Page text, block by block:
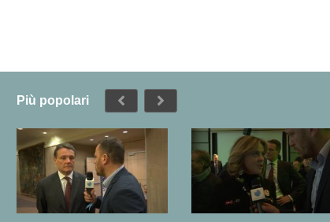
Più popolari